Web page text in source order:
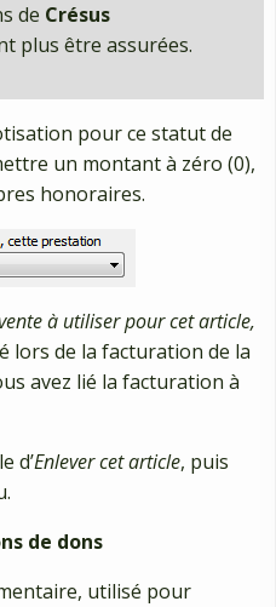
de Crésus
plus être assurées.
pour ce statut de
un montant à zéro (0),
honoraires.
à utiliser pour cet article,
lors de la facturation de la
avez lié la facturation à
d’Enlever cet article, puis
de dons
utilisé pour